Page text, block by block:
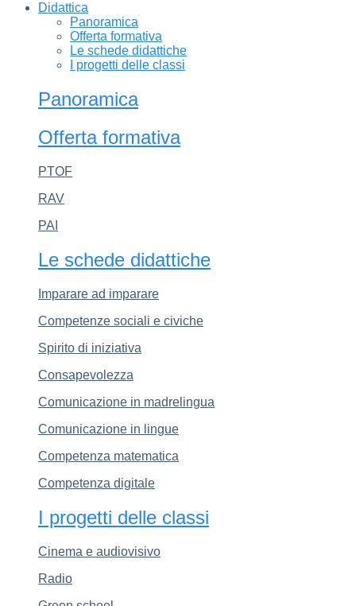
Didattica
Panoramica
Offerta formativa
Le schede didattiche
I progetti delle classi
Panoramica
Offerta formativa
PTOF
RAV
PAI
Le schede didattiche
Imparare ad imparare
Competenze sociali e civiche
Spirito di iniziativa
Consapevolezza
Comunicazione in madrelingua
Comunicazione in lingue
Competenza matematica
Competenza digitale
I progetti delle classi
Cinema e audiovisivo
Radio